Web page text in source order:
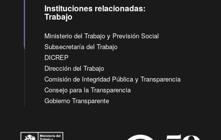
Instituciones relacionadas:
Trabajo
Ministerio del Trabajo y Previsión Social
Subsecretaría del Trabajo
DICREP
Dirección del Trabajo
Comisión de Integridad Pública y Transparencia
Consejo para la Transparencia
Gobierno Transparente